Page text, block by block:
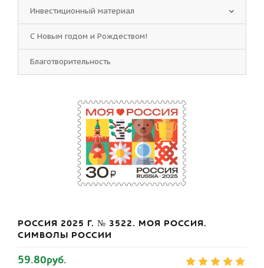
РОССИЯ 2025 Г. № 3522. МОЯ РОССИЯ.
СИМВОЛЫ РОССИИ
59.80руб.
Инвестиционный материал
С Новым годом и Рождеством!
Благотворительность